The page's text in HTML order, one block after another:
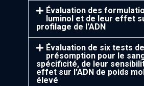
Évaluation des
luminol et de leur effet
profilage de l'ADN
Évaluation de six tests de
présomption pour le
spécificité, de leur
effet sur l'ADN de poids
élevé